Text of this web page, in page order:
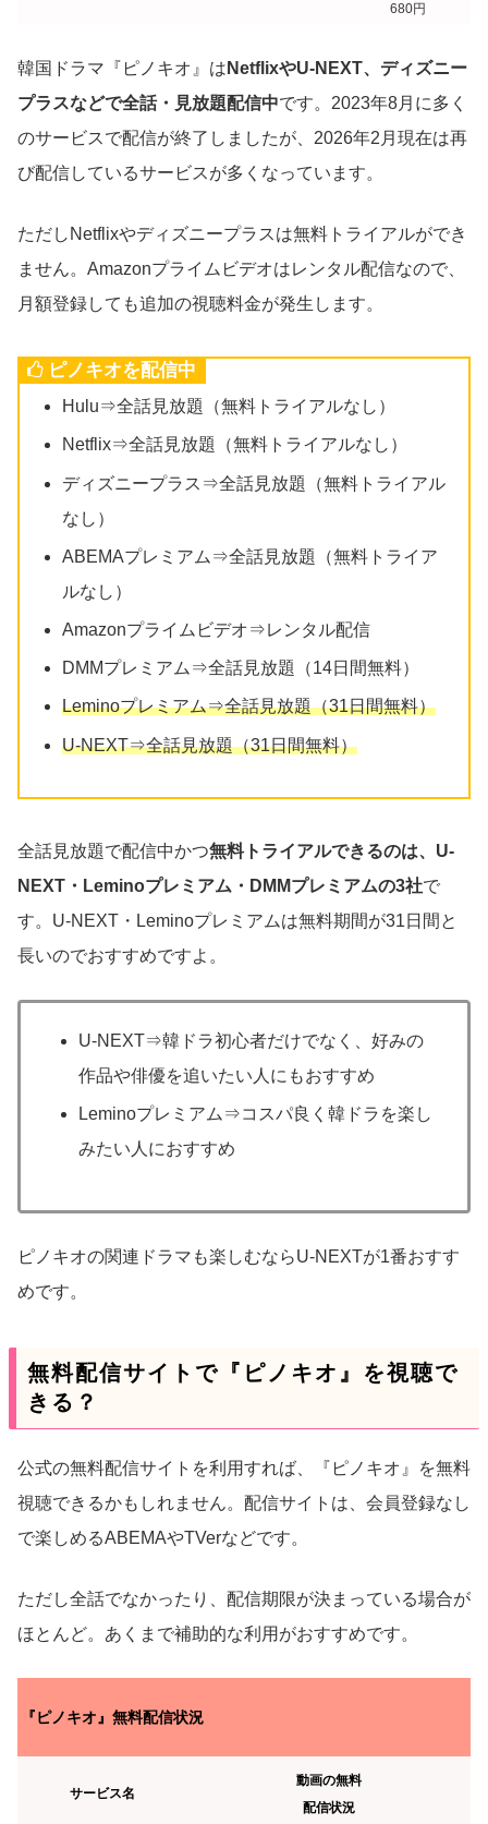
680円
韓国ドラマ『ピノキオ』は NetflixやU-NEXT、ディズニー
プラスなどで全話・見放題配信中です。2023年8月に多く
のサービスで配信が終了しましたが、2026年2月現在は再
び配信しているサービスが多くなっています。
ただしNetflixやディズニープラスは無料トライアルができ
ません。Amazonプライムビデオはレンタル配信なので、
月額登録しても追加の視聴料金が発生します。
ピノキオを配信中
Hulu⇒全話見放題（無料トライアルなし）
Netflix⇒全話見放題（無料トライアルなし）
ディズニープラス⇒全話見放題（無料トライアル
なし）
ABEMAプレミアム⇒全話見放題（無料トライア
ルなし）
Amazonプライムビデオ⇒レンタル配信
DMMプレミアム⇒全話見放題（14日間無料）
Leminoプレミアム⇒全話見放題（31日間無料）
U-NEXT⇒全話見放題（31日間無料）
全話見放題で配信中かつ無料トライアルできるのは、U-
NEXT・Leminoプレミアム・DMMプレミアムの3社で
す。U-NEXT・Leminoプレミアムは無料期間が31日間と
長いのでおすすめですよ。
U-NEXT⇒韓ドラ初心者だけでなく、好みの
作品や俳優を追いたい人にもおすすめ
Leminoプレミアム⇒コスパ良く韓ドラを楽し
みたい人におすすめ
ピノキオの関連ドラマも楽しむならU-NEXTが1番おすす
めです。
無料配信サイトで『ピノキオ』を視聴で
きる？
公式の無料配信サイトを利用すれば、『ピノキオ』を無料
視聴できるかもしれません。配信サイトは、会員登録なし
で楽しめるABEMAやTVerなどです。
ただし全話でなかったり、配信期限が決まっている場合が
ほとんど。あくまで補助的な利用がおすすめです。
『ピノキオ』無料配信状況
サービス名
動画の無料
配信状況